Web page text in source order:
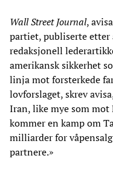
Wall Street Journal,
partiet, publiserte etter
redaksjonell
amerikansk sikkerhet
linja mot forsterkede
lovforslaget, skrev
Iran, like mye som mot
kommer en kamp om
milliarder for
partnere.»